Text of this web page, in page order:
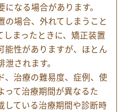
なる場合があります。
の場合、外れてしまうこと
しまったときに、矯正装置
能性がありますが、ほとん
されます。
、治療の難易度、症例、使
って治療期間が異なるた
している治療期間や診断時